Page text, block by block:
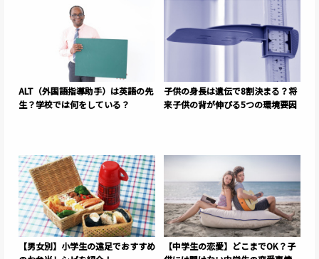
ALT（外国語指導助手）は英語の先
生？学校では何をしている？
子供の身長は遺伝で8割決まる？将
来子供の背が伸びる5つの環境要因
【男女別】小学生の遠足でおすすめ
【中学生の恋愛】どこまでOK？子